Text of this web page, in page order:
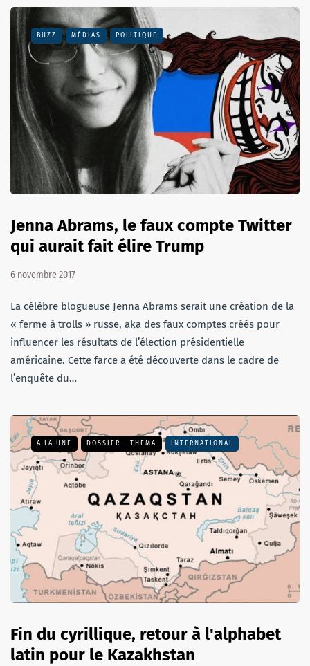
BUZZ MÉDIAS POLITIQUE
Jenna Abrams, le faux compte Twitter
qui aurait fait élire Trump
6 novembre 2017
La célèbre blogueuse Jenna Abrams serait une création de la
« ferme à trolls » russe, aka des faux comptes créés pour
influencer les résultats de l’élection présidentielle
américaine. Cette farce a été découverte dans le cadre de
l’enquête du…
A LA UNE DOSSIER - THEMA INTERNATIONAL
Fin du cyrillique, retour à l'alphabet
latin pour le Kazakhstan